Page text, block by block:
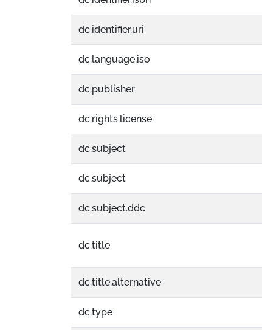
dc.identifier.uri
dc.language.iso
dc.publisher
dc.rights.license
dc.subject
dc.subject
dc.subject.ddc
dc.title
dc.title.alternative
dc.type